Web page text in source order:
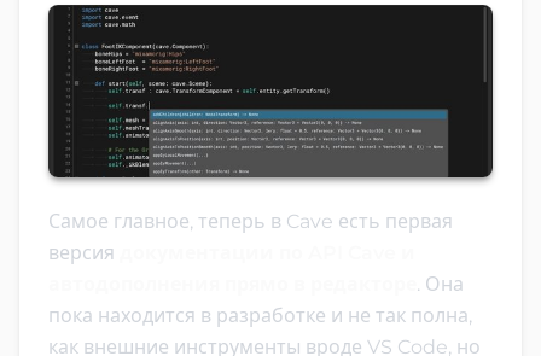
Самое главное, теперь в Cave есть первая
версия
. Она
пока находится в разработке и не так полна,
как внешние инструменты вроде VS Code, но